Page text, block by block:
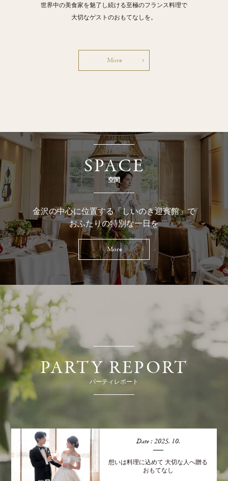
世界中の美食家を魅了し続ける至極のフランス料理で
大切なゲストのおもてなしを。
More
SPACE
空間
金沢の中心に位置する「しいのき迎賓館」で
おふたりの特別な一日を
More
PARTY REPORT
パーティレポート
Date : 2025. 10.
想いは料理に込めて 大切な人へ贈る
おもてなし